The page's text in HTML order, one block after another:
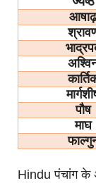
आषाढ़
पौष
माघ
Hindu पंचांग के